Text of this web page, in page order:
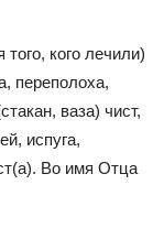
кого лечили)
переполоха,
ваза) чист,
испуга,
Во имя Отца